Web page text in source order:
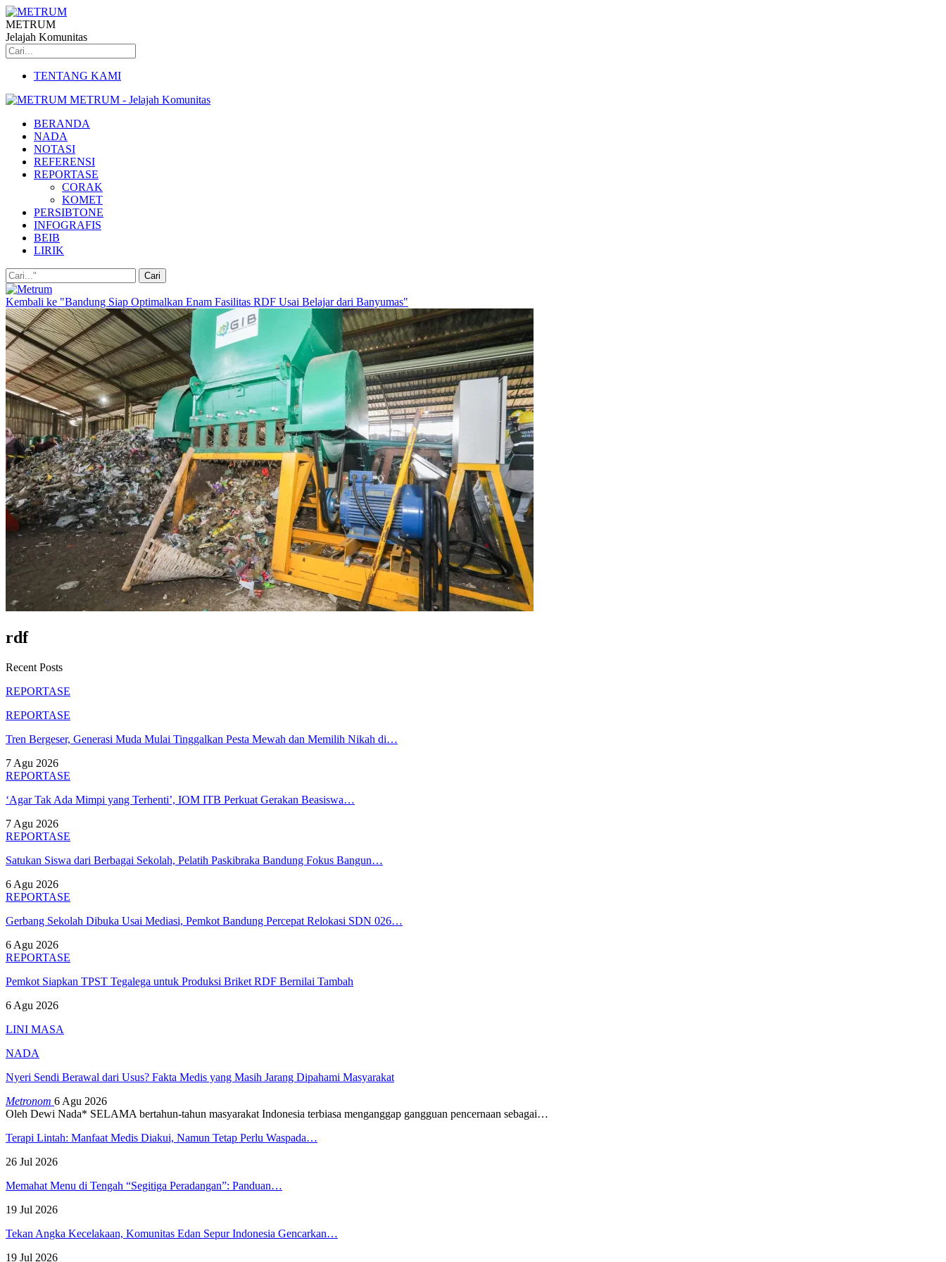
METRUM
Jelajah Komunitas
TENTANG KAMI
METRUM - Jelajah Komunitas
BERANDA
NADA
NOTASI
REFERENSI
REPORTASE
CORAK
KOMET
PERSIBTONE
INFOGRAFIS
BEIB
LIRIK
Kembali ke "Bandung Siap Optimalkan Enam Fasilitas RDF Usai Belajar dari Banyumas"
rdf
Recent Posts
REPORTASE
REPORTASE
Tren Bergeser, Generasi Muda Mulai Tinggalkan Pesta Mewah dan Memilih Nikah di…
7 Agu 2026
REPORTASE
‘Agar Tak Ada Mimpi yang Terhenti’, IOM ITB Perkuat Gerakan Beasiswa…
7 Agu 2026
REPORTASE
Satukan Siswa dari Berbagai Sekolah, Pelatih Paskibraka Bandung Fokus Bangun…
6 Agu 2026
REPORTASE
Gerbang Sekolah Dibuka Usai Mediasi, Pemkot Bandung Percepat Relokasi SDN 026…
6 Agu 2026
REPORTASE
Pemkot Siapkan TPST Tegalega untuk Produksi Briket RDF Bernilai Tambah
6 Agu 2026
LINI MASA
NADA
Nyeri Sendi Berawal dari Usus? Fakta Medis yang Masih Jarang Dipahami Masyarakat
Metronom 6 Agu 2026
Oleh Dewi Nada* SELAMA bertahun-tahun masyarakat Indonesia terbiasa menganggap gangguan pencernaan sebagai…
Terapi Lintah: Manfaat Medis Diakui, Namun Tetap Perlu Waspada…
26 Jul 2026
Memahat Menu di Tengah “Segitiga Peradangan”: Panduan…
19 Jul 2026
Tekan Angka Kecelakaan, Komunitas Edan Sepur Indonesia Gencarkan…
19 Jul 2026